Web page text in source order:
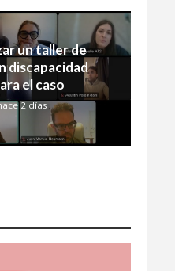
un taller de
discapacidad
el caso
2 días